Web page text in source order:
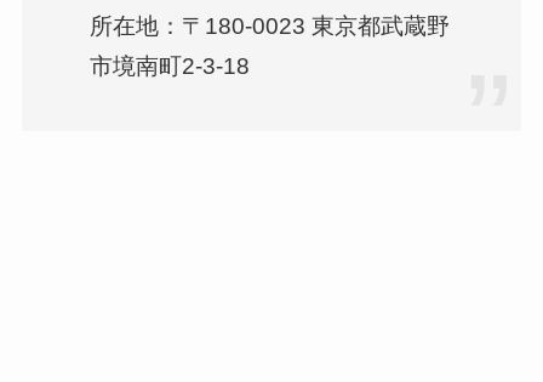
所在地：〒180-0023 東京都武蔵野
市境南町2-3-18